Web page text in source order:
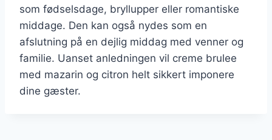
som fødselsdage, bryllupper eller romantiske
middage. Den kan også nydes som en
afslutning på en dejlig middag med venner og
familie. Uanset anledningen vil creme brulee
med mazarin og citron helt sikkert imponere
dine gæster.